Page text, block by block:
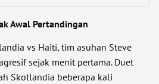
Awal Pertandingan
vs Haiti, tim asuhan Steve
sejak menit pertama. Duet
Skotlandia beberapa kali